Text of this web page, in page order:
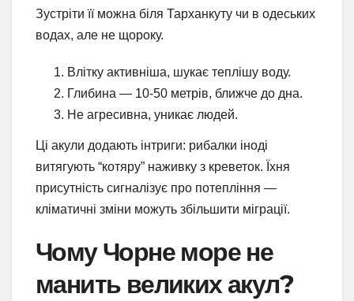
Зустріти її можна біля Тарханкуту чи в одеських
водах, але не щороку.
Влітку активніша, шукає теплішу воду.
Глибина — 10-50 метрів, ближче до дна.
Не агресивна, уникає людей.
Ці акули додають інтриги: рибалки іноді
витягують “котяру” наживку з креветок. Їхня
присутність сигналізує про потепління —
кліматичні зміни можуть збільшити міграції.
Чому Чорне море не
манить великих акул?